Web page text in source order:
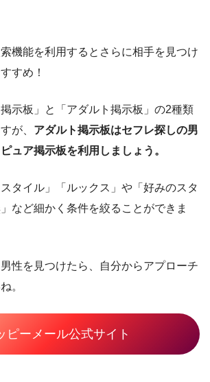
機能を利用するとさらに相手を見つけ
すめ！
示板」と「アダルト掲示板」の2種類
が、 アダルト掲示板はセフレ探しの男
ュア掲示板を利用しましょう。
タイル」「ルックス」や「好みのスタ
など細かく条件を絞ることができま
性を見つけたら、自分からアプローチ
。
ピーメール公式サイト